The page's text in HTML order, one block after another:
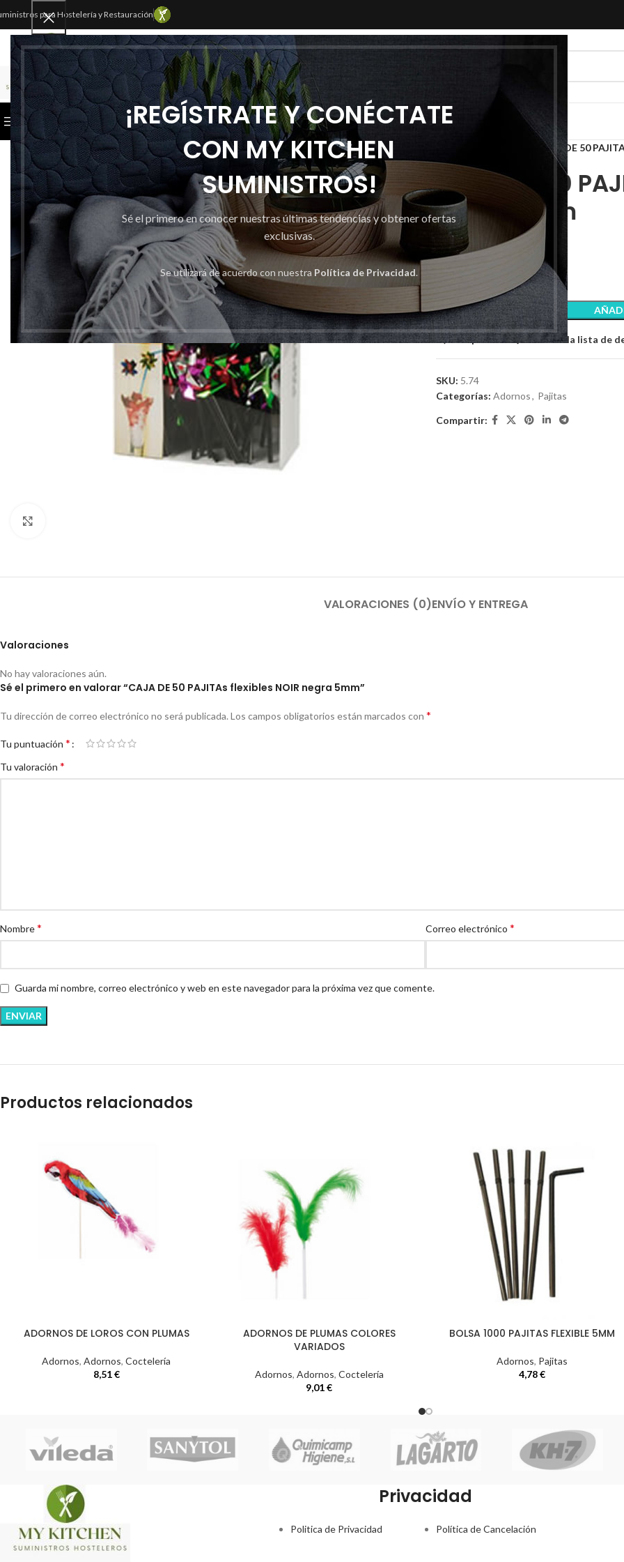
¡REGÍSTRATE Y CONÉCTATE
CON MY KITCHEN
SUMINISTROS!
Sé el primero en conocer nuestras últimas tendencias y obtener ofertas
exclusivas.
Se utilizará de acuerdo con nuestra Política de Privacidad.
para Hostelería y Restauración
SELECCIONAR CATEGORÍA
CATEGORÍAS INICIOTIENDACONTACTAR
CAJA DE 50
CAJA DE 50
negra 5mm
5,74€
Comparar Añadir a la lista de
SKU: 5.74
Categorías: Adornos, Pajitas
Compartir:
VALORACIONES (0)ENVÍO Y ENTREGA
Valoraciones
No hay valoraciones aún.
Sé el primero en valorar “CAJA DE 50 PAJITAs flexibles NOIR negra 5mm”
Tu dirección de correo electrónico no será publicada. Los campos obligatorios están marcados con *
Tu puntuación *
Tu valoración *
Nombre* Correo electrónico *
Guarda mi nombre, correo electrónico y web en este navegador para la próxima vez que comente.
Productos relacionados
ADORNOS DE LOROS CON PLUMAS
Adornos,Adornos,Coctelería
8,51€
ADORNOS DE PLUMAS COLORES
VARIADOS
Adornos, Adornos, Coctelería
9,01€
BOLSA 1000 PAJITAS FLEXIBLE 5MM
Adornos, Pajitas
4,78€
Privacidad
Politica de Privacidad Política de Cancelación